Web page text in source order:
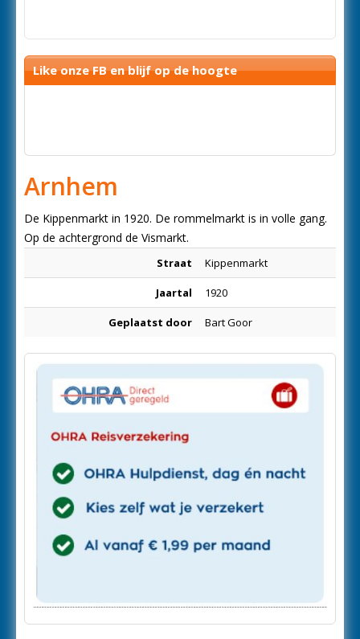
Like onze FB en blijf op de hoogte
Arnhem
De Kippenmarkt in 1920. De rommelmarkt is in volle gang.
Op de achtergrond de Vismarkt.
Straat Kippenmarkt
Jaartal 1920
Geplaatst door Bart Goor